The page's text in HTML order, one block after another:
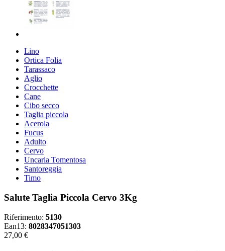
Lino
Ortica Folia
Tarassaco
Aglio
Crocchette
Cane
Cibo secco
Taglia piccola
Acerola
Fucus
Adulto
Cervo
Uncaria Tomentosa
Santoreggia
Timo
Salute Taglia Piccola Cervo 3Kg
Riferimento: 5130
Ean13: 8028347051303
27,00 €